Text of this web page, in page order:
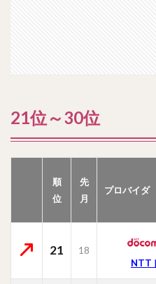
21位～30位
順
位
先
月
プロバイダ
21
18
NTT